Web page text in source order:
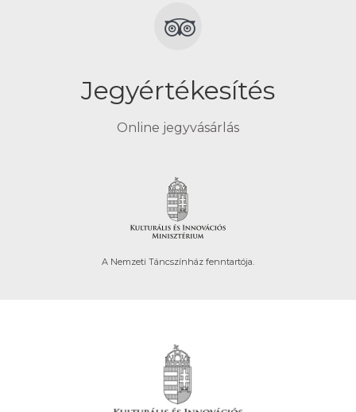
Jegyértékesítés
Online jegyvásárlás
A Nemzeti Táncszínház fenntartója.